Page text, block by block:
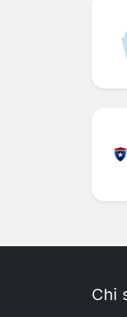
Chi